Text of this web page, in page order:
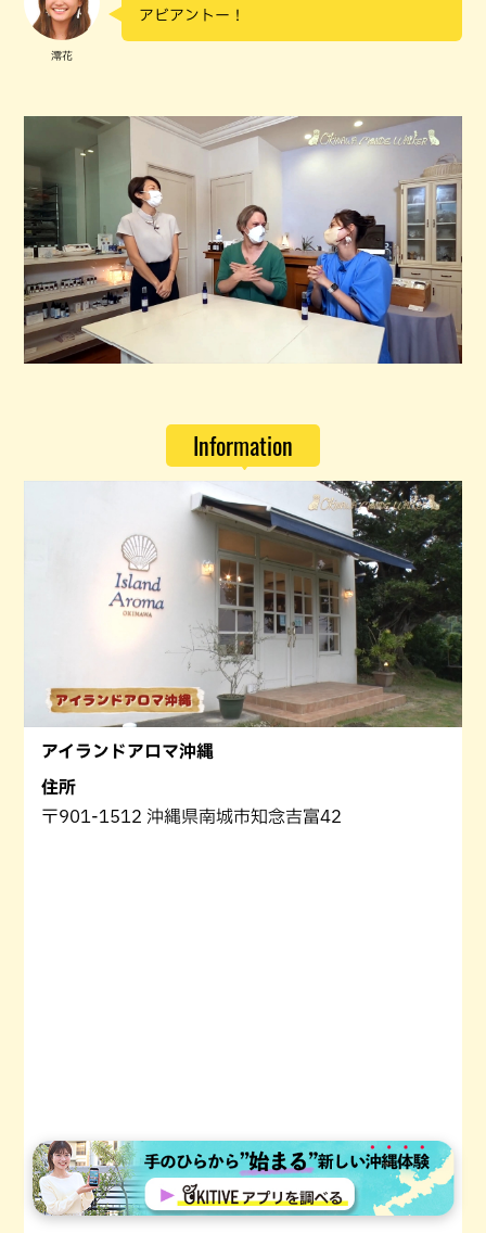
澪花
アビアントー！
Information
アイランドアロマ沖縄
住所
〒901-1512 沖縄県南城市知念吉富42
電話番号
098-948-3960